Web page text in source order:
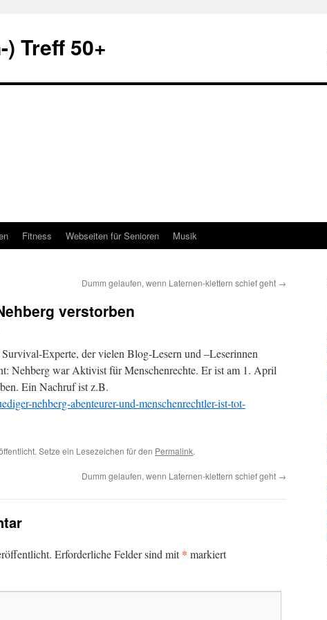
Treff 50+
Fitness Webseiten für Senioren Musik
Dumm gelaufen, wenn Laternen-klettern schief geht →
verstorben
Experte, der vielen Blog-Lesern und –Leserinnen
Nehberg war Aktivist für Menschenrechte. Er ist am 1. April
Ein Nachruf ist z.B.
nehberg-abenteurer-und-menschenrechtler-ist-tot-
Setze ein Lesezeichen für den Permalink.
Dumm gelaufen, wenn Laternen-klettern schief geht →
Erforderliche Felder sind mit* markiert